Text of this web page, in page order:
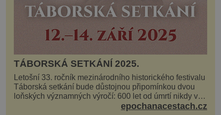
TÁBORSKÁ SETKÁNÍ 2025.
Letošní 33. ročník mezinárodního historického festivalu
Táborská setkání bude důstojnou připomínkou dvou
loňských významných výročí: 600 let od úmrtí nikdy v
poli neporaženého hejtmana Jana Žižky z Tr...
epochanacestach.cz